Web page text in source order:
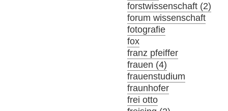
forstwissenschaft (2)
forum wissenschaft
fotografie
fox
franz pfeiffer
frauen (4)
frauenstudium
fraunhofer
frei otto